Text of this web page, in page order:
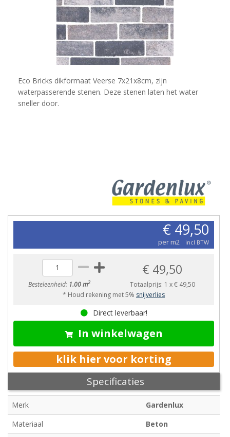
Eco Bricks dikformaat Veerse 7x21x8cm, zijn
waterpasserende stenen. Deze stenen laten het water
sneller door.
€ 49,50
per m2 incl BTW
Besteleenheid: 1.00 m2
€ 49,50
Totaalprijs: 1 x€ 49,50
* Houd rekening met 5% snijverlies
Direct leverbaar!
In winkelwagen
klik hier voor korting
Specificaties
Merk
Gardenlux
Materiaal
Beton